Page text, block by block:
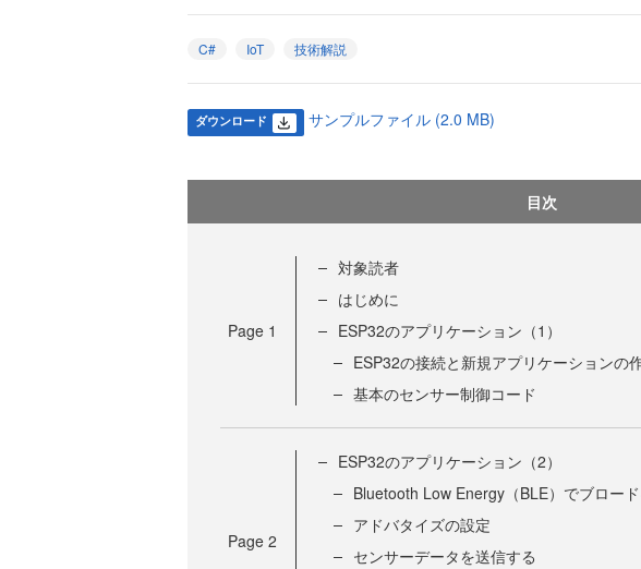
C# IoT 技術解説
ダウンロード サンプルファイル (2.0 MB)
目次
Page 1
対象読者
はじめに
ESP32のアプリケーション（1）
ESP32の接続と新規アプリケーションの
基本のセンサー制御コード
Page 2
ESP32のアプリケーション（2）
Bluetooth Low Energy（BLE）でブロー
アドバタイズの設定
センサーデータを送信する